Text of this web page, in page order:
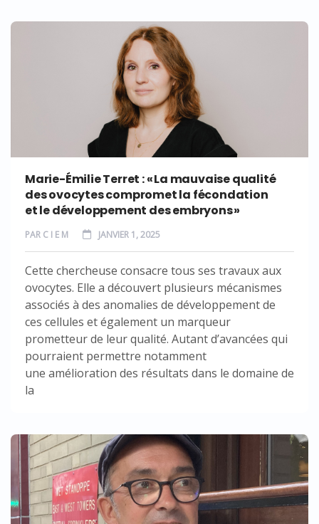
Marie-Émilie Terret : « La mauvaise qualité
des ovocytes compromet la fécondation
et le développement des embryons »
PAR C I E M JANVIER 1, 2025
Cette chercheuse consacre tous ses travaux aux
ovocytes. Elle a découvert plusieurs mécanismes
associés à des anomalies de développement de
ces cellules et également un marqueur
prometteur de leur qualité. Autant d’avancées qui
pourraient permettre notamment
une amélioration des résultats dans le domaine de
la